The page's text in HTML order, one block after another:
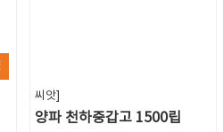
씨앗]
양파 천하중갑고 1500립